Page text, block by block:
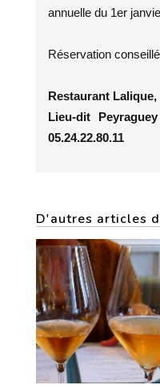
annuelle du 1er
Réservation
Restaurant Lalique,
Lieu-dit
05.24.22.80.11
D'autres articles